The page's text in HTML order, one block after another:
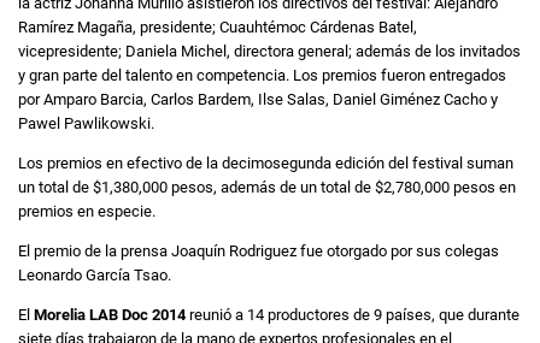
Ramírez Magaña, presidente; Cuauhtémoc Cárdenas Batel,
vicepresidente; Daniela Michel, directora general; además de los invitados
y gran parte del talento en competencia. Los premios fueron entregados
por Amparo Barcia, Carlos Bardem, Ilse Salas, Daniel Giménez Cacho y
Pawel Pawlikowski.
Los premios en efectivo de la decimosegunda edición del festival suman
un total de $1,380,000 pesos, además de un total de $2,780,000 pesos en
premios en especie.
El premio de la prensa Joaquín Rodriguez fue otorgado por sus colegas
Leonardo García Tsao.
El Morelia LAB Doc 2014reunió a 14 productores de 9 países, que durante
siete días trabajaron de la mano de expertos profesionales en el